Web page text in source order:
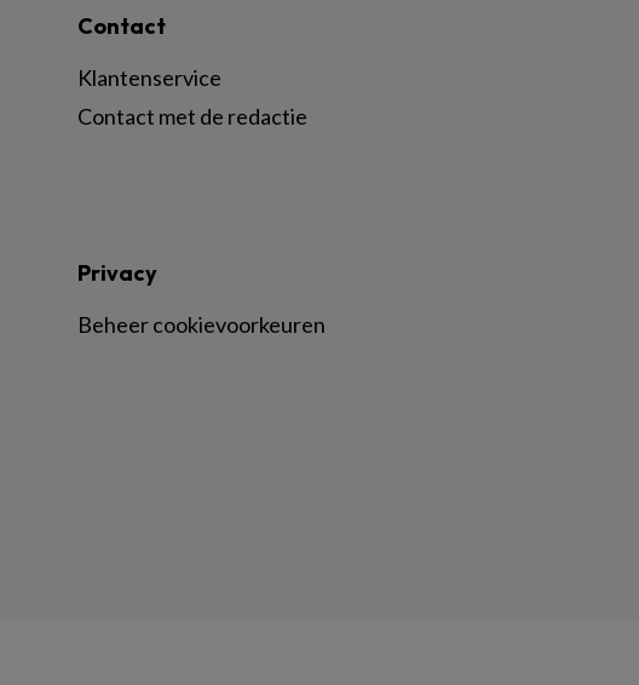
Contact
Klantenservice
Contact met de redactie
Privacy
Beheer cookievoorkeuren